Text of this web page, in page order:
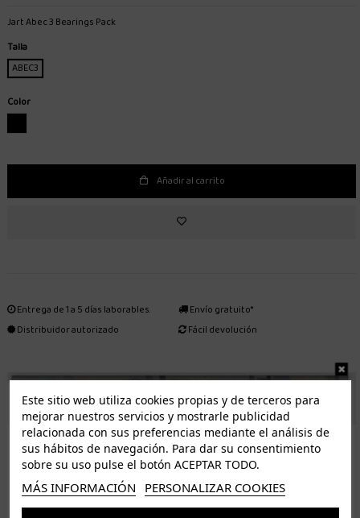
Jart Abec 3 Bearings Pack
Talla
ABEC3
Color
Añadir al carrito
Entrega de 1 a 5 días laborables.
Distribuidor autorizado
Envío gratuito*
Fácil devolución
ENVÍO GRATUITO *
ISLAS CANARIAS
Tenerife 3.50€. Gratis a partir de 50€
Resto de islas 5€. Gratis a partir de 50€
Este sitio web utiliza cookies propias y de terceros para
mejorar nuestros servicios y mostrarle publicidad
relacionada con sus preferencias mediante el análisis de
sus hábitos de navegación. Para dar su consentimiento
sobre su uso pulse el botón ACEPTAR TODO.
MÁS INFORMACIÓN PERSONALIZAR COOKIES